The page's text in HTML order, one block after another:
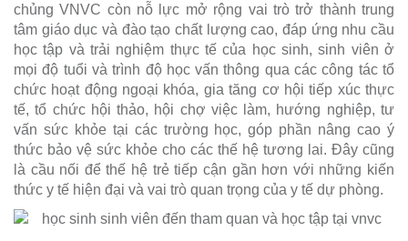
chủng VNVC còn nỗ lực mở rộng vai trò trở thành trung
tâm giáo dục và đào tạo chất lượng cao, đáp ứng nhu cầu
học tập và trải nghiệm thực tế của học sinh, sinh viên ở
mọi độ tuổi và trình độ học vấn thông qua các công tác tổ
chức hoạt động ngoại khóa, gia tăng cơ hội tiếp xúc thực
tế, tổ chức hội thảo, hội chợ việc làm, hướng nghiệp, tư
vấn sức khỏe tại các trường học, góp phần nâng cao ý
thức bảo vệ sức khỏe cho các thế hệ tương lai. Đây cũng
là cầu nối để thế hệ trẻ tiếp cận gần hơn với những kiến
thức y tế hiện đại và vai trò quan trọng của y tế dự phòng.